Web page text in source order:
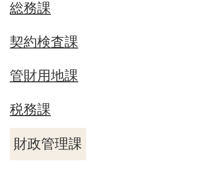
総務課
契約検査課
管財用地課
税務課
財政管理課